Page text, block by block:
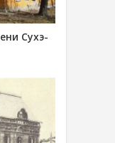
Сухэ-